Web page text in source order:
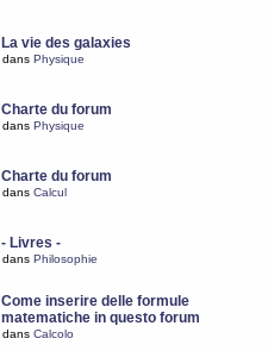
La vie des galaxies
dans Physique
Charte du forum
dans Physique
Charte du forum
dans Calcul
- Livres -
dans Philosophie
Come inserire delle formule
matematiche in questo forum
dans Calcolo